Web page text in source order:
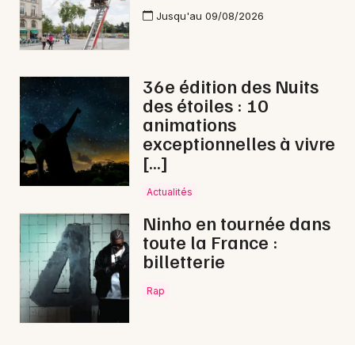
Jusqu'au 09/08/2026
36e édition des Nuits
des étoiles : 10
animations
exceptionnelles à vivre
[…]
Actualités
Ninho en tournée dans
toute la France :
billetterie
Rap